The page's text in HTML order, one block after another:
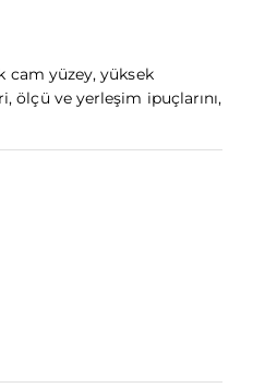
cam yüzey, yüksek
ölçü ve yerleşim ipuçlarını,